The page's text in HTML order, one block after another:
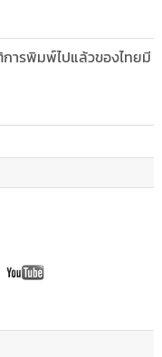
รพิมพ์ไปแล้วของไทยมี